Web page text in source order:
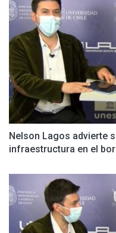
Nelson Lagos advierte
infraestructura en el